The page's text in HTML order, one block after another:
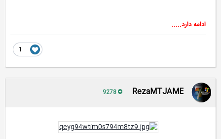
ادامه دارد.....
RezaMTJAME